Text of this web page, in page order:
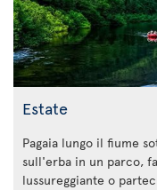
Estate
Pagaia lungo il fiume
sull'erba in un parco,
lussureggiante o